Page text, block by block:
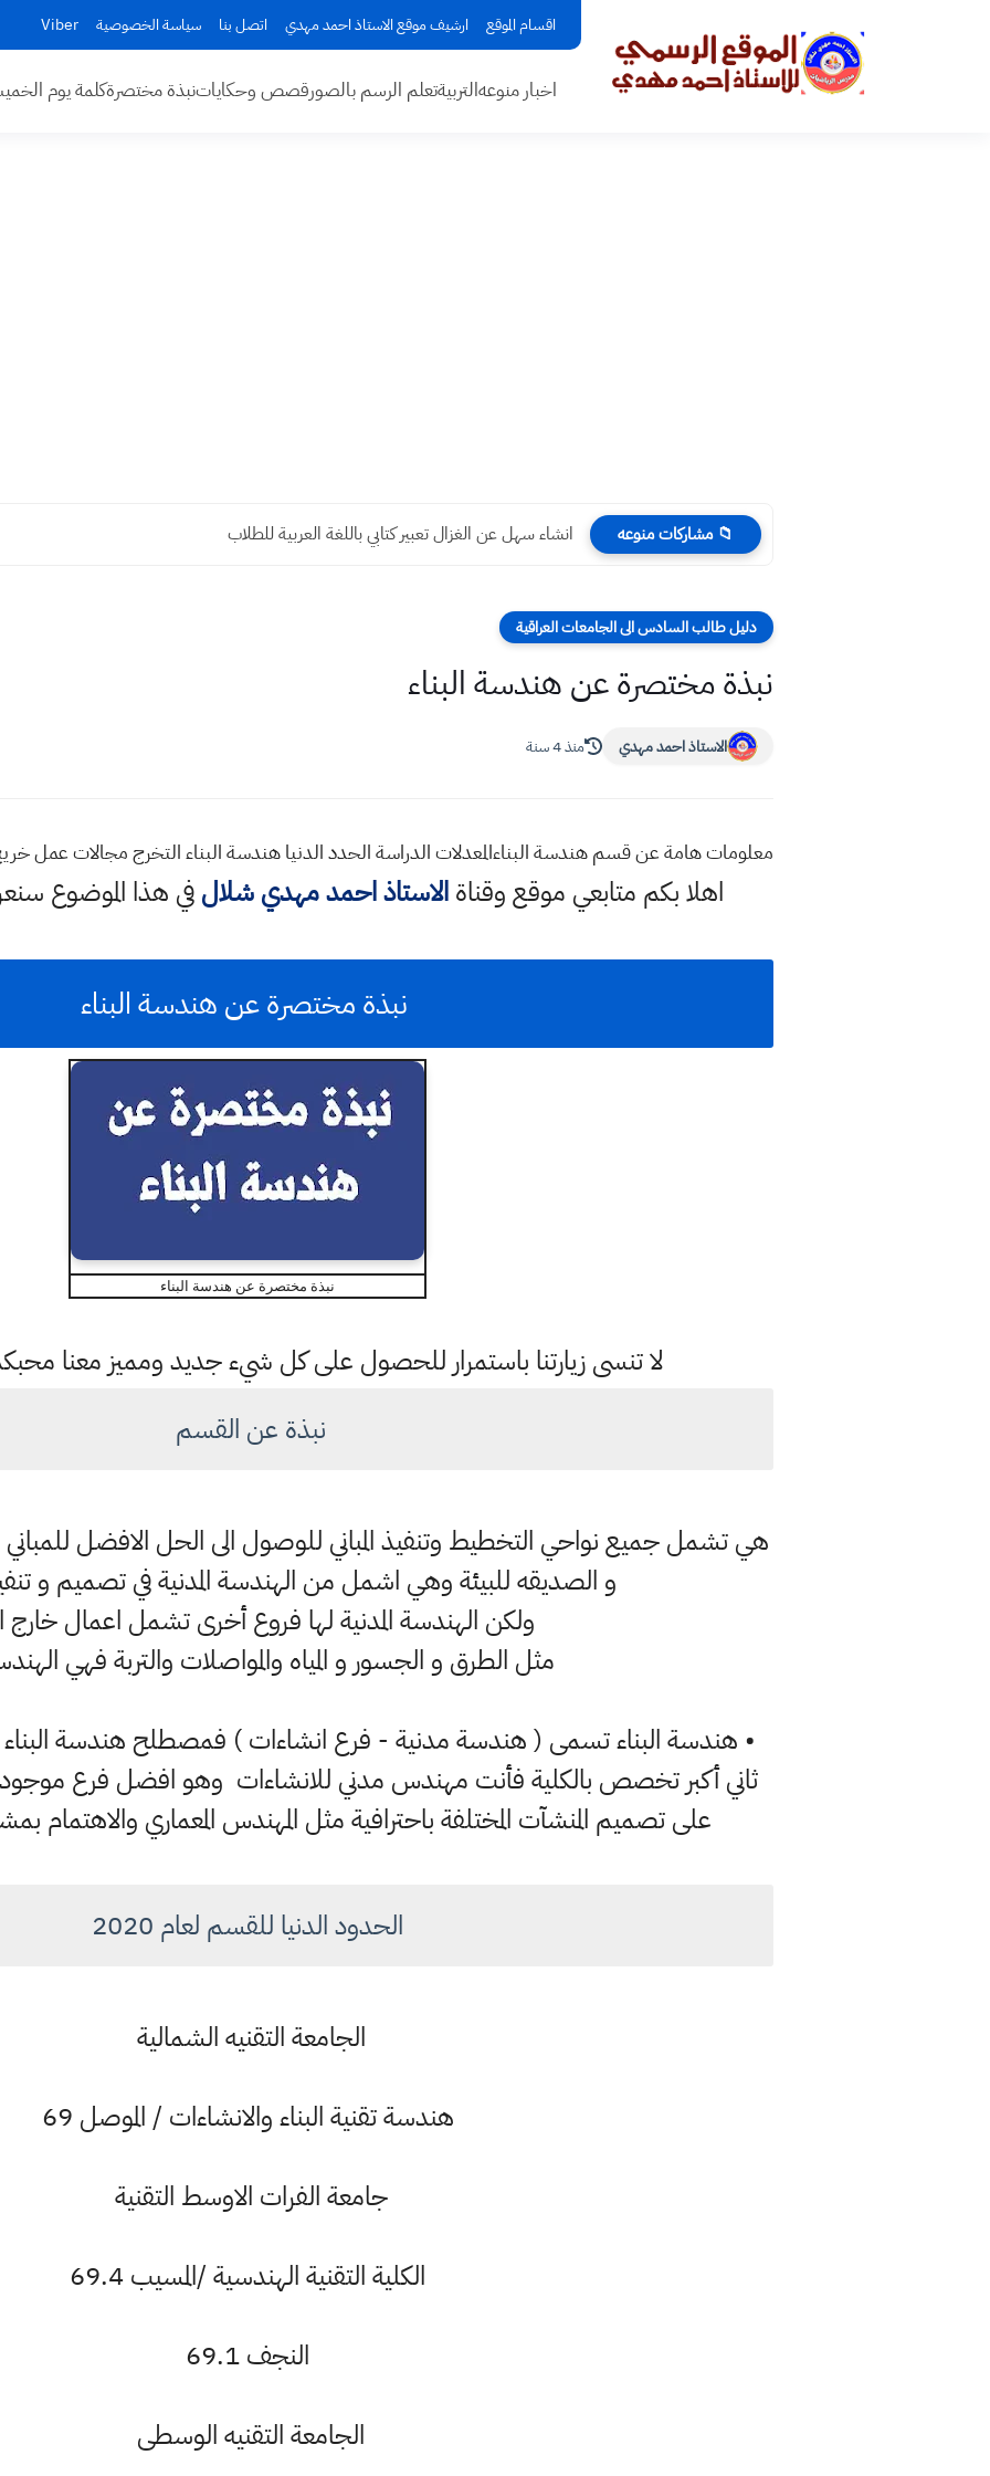
اقسام الموقع ارشيف موقع الاستاذ احمد مهدي اتصل بنا سياسة الخصوصية Viber
اخبار منوعهالتربيةتعلم الرسم بالصورقصص وحكاياتنبذة مختصرةكلمة يوم
📁 مشاركات منوعه انشاء سهل عن الغزال تعبير كتابي باللغة العربية للطلاب
دليل طالب السادس الى الجامعات العراقية
نبذة مختصرة عن هندسة البناء
الاستاذ احمد مهدي منذ 4 سنة
معلومات هامة عن قسم هندسة البناءالمعدلات الدراسة الحدد الدنيا هندسة البناء التخرج مجالات عمل
اهلا بكم متابعي موقع وقناةالاستاذ احمد مهدي شلالفي هذا الموضوع
نبذة مختصرة عن هندسة البناء
نبذة مختصرة عن هندسة البناء
لا تنسى زيارتنا باستمرار للحصول على كل شيء جديد ومميز معنا
نبذة عن القسم
هي تشمل جميع نواحي التخطيط وتنفيذ المباني للوصول الى الحل الافضل للمباني و
و الصديقه للبيئة وهي اشمل من الهندسة المدنية في تصميم و
ولكن الهندسة المدنية لها فروع أخرى تشمل اعمال خارج
مثل الطرق و الجسور و المياه والمواصلات والتربة فهي
• هندسة البناء تسمى ( هندسة مدنية - فرع انشاءات ) فمصطلح هندسة
ثاني أكبر تخصص بالكلية فأنت مهندس مدني للانشاءات وهو افضل فرع موجود
على تصميم المنشآت المختلفة باحترافية مثل المهندس المعماري والاهتمام
الحدود الدنيا للقسم لعام 2020
الجامعة التقنيه الشمالية
هندسة تقنية البناء والانشاءات / الموصل 69
جامعة الفرات الاوسط التقنية
الكلية التقنية الهندسية /المسيب 69.4
النجف 69.1
الجامعة التقنيه الوسطى